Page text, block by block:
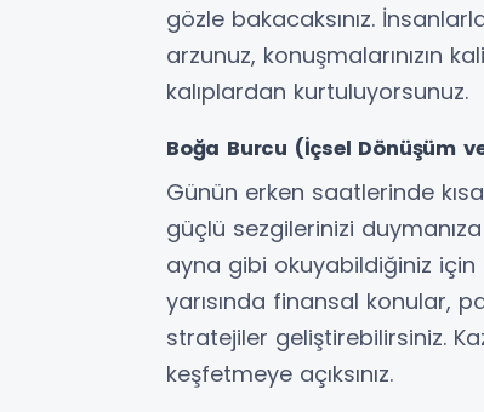
gözle bakacaksınız.
arzunuz, konuşmalarınızın
kalıplardan kurtuluyorsunuz.
Boğa Burcu (İçsel Dönüşüm
Günün erken saatlerinde
güçlü sezgilerinizi
ayna gibi okuyabildiğiniz için
yarısında finansal konular,
stratejiler geliştirebilirsiniz.
keşfetmeye açıksınız.